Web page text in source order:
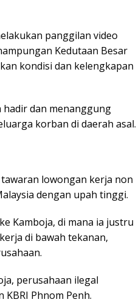
panggilan video
Kedutaan Besar
kondisi dan kelengkapan
dan menanggung
korban di daerah asal.
lowongan kerja non
dengan upah tinggi.
Kamboja, di mana ia justru
di bawah tekanan,
perusahaan ilegal
Phnom Penh.